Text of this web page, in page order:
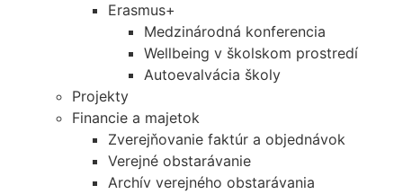
Erasmus+
Medzinárodná konferencia
Wellbeing v školskom prostredí
Autoevalvácia školy
Projekty
Financie a majetok
Zverejňovanie faktúr a objednávok
Verejné obstarávanie
Archív verejného obstarávania